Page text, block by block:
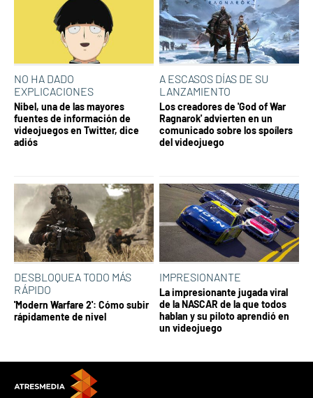
NO HA DADO
EXPLICACIONES
Nibel, una de las mayores
fuentes de información de
videojuegos en Twitter, dice
adiós
A ESCASOS DÍAS DE SU
LANZAMIENTO
Los creadores de 'God of War
Ragnarok' advierten en un
comunicado sobre los spoílers
del videojuego
DESBLOQUEA TODO MÁS
RÁPIDO
'Modern Warfare 2': Cómo subir
rápidamente de nivel
IMPRESIONANTE
La impresionante jugada viral
de la NASCAR de la que todos
hablan y su piloto aprendió en
un videojuego